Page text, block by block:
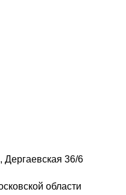
Дергаевская 36/6
области